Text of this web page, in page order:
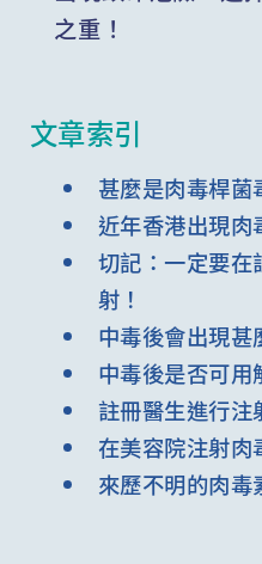
之重！
文章索引
甚麼是肉毒桿菌
近年香港出現肉
切記：一定要在
射！
中毒後會出現甚
中毒後是否可用
註冊醫生進行注
在美容院注射肉
來歷不明的肉毒